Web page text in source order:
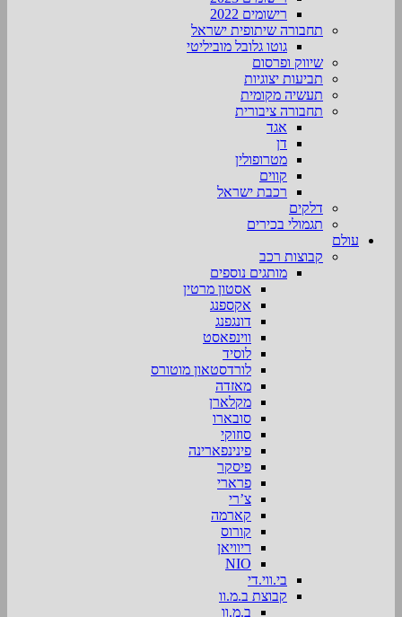
רישומים 2022
תחבורה שיתופית ישראל
גוטו גלובל מוביליטי
שיווק ופרסום
תביעות יצוגיות
תעשיה מקומית
תחבורה ציבורית
אגד
דן
מטרופולין
קווים
רכבת ישראל
דלקים
תגמולי בכירים
עולם
קבוצות רכב
מותגים נוספים
אסטון מרטין
אקספנג
דונגפנג
ווינפאסט
לוסיד
לורדסטאון מוטורס
מאזדה
מקלארן
סובארו
סוזוקי
פינינפארינה
פיסקר
פרארי
צ’רי
קארמה
קורוס
ריוויאן
NIO
בי.ווי.די
קבוצת ב.מ.וו
ב.מ.וו